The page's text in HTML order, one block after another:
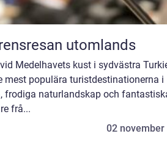
utomlands
Medelhavets kust i sydvästra
mest populära turistdestinationerna i
frodiga naturlandskap och
frå...
02 november